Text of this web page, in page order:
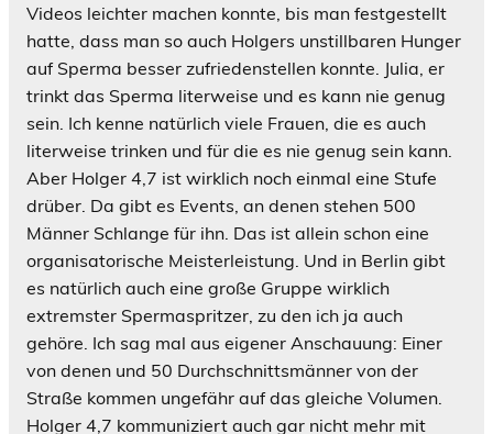
Videos leichter machen konnte, bis man festgestellt
hatte, dass man so auch Holgers unstillbaren Hunger
auf Sperma besser zufriedenstellen konnte. Julia, er
trinkt das Sperma literweise und es kann nie genug
sein. Ich kenne natürlich viele Frauen, die es auch
literweise trinken und für die es nie genug sein kann.
Aber Holger 4,7 ist wirklich noch einmal eine Stufe
drüber. Da gibt es Events, an denen stehen 500
Männer Schlange für ihn. Das ist allein schon eine
organisatorische Meisterleistung. Und in Berlin gibt
es natürlich auch eine große Gruppe wirklich
extremster Spermaspritzer, zu den ich ja auch
gehöre. Ich sag mal aus eigener Anschauung: Einer
von denen und 50 Durchschnittsmänner von der
Straße kommen ungefähr auf das gleiche Volumen.
Holger 4,7 kommuniziert auch gar nicht mehr mit